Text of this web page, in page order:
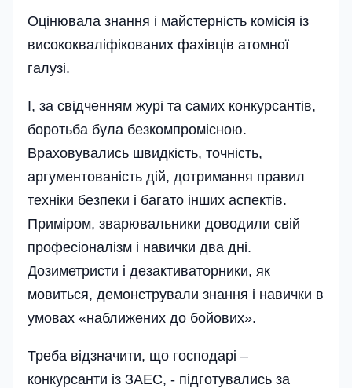
Оцінювала знання і майстер­ність комісія із
висококваліфікованих фахівців атомної
галузі.
І, за свідченням журі та самих конкурсантів,
боротьба була безкомпромісною.
Враховувались швидкість, точність,
аргументованість дій, дотримання правил
техніки безпеки і багато інших аспектів.
Приміром, зварювальники доводили свій
професіоналізм і навички два дні.
Дозиметристи і дезактиваторники, як
мовиться, демонстрували знання і навички в
умовах «наближених до бойових».
Треба відзначити, що господарі –
конкурсанти із ЗАЕС, - підготувались за